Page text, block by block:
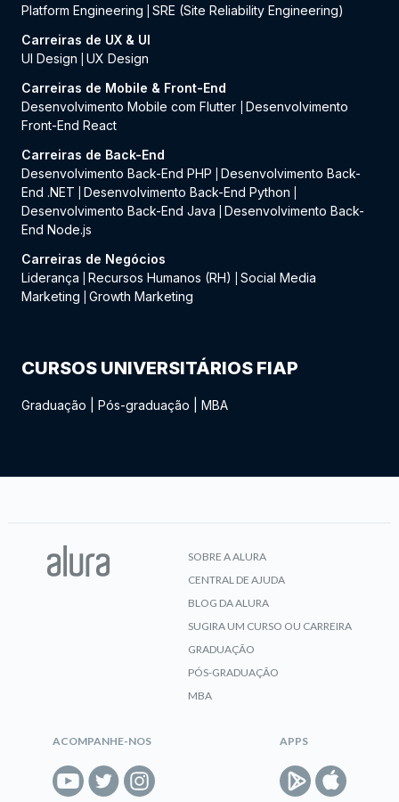
Platform Engineering
SRE (Site Reliability Engineering)
Carreiras de UX & UI
UI Design
UX Design
Carreiras de Mobile & Front-End
Desenvolvimento Mobile com Flutter
Desenvolvimento
Front-End React
Carreiras de Back-End
Desenvolvimento Back-End PHP
Desenvolvimento Back-
End .NET
Desenvolvimento Back-End Python
Desenvolvimento Back-End Java
Desenvolvimento Back-
End Node.js
Carreiras de Negócios
Liderança
Recursos Humanos (RH)
Social Media
Marketing
Growth Marketing
CURSOS UNIVERSITÁRIOS FIAP
Graduação Pós-graduação MBA
SOBRE A ALURA
CENTRAL DE AJUDA
BLOG DA ALURA
SUGIRA UM CURSO OU CARREIRA
GRADUAÇÃO
PÓS-GRADUAÇÃO
MBA
ACOMPANHE-NOS APPS